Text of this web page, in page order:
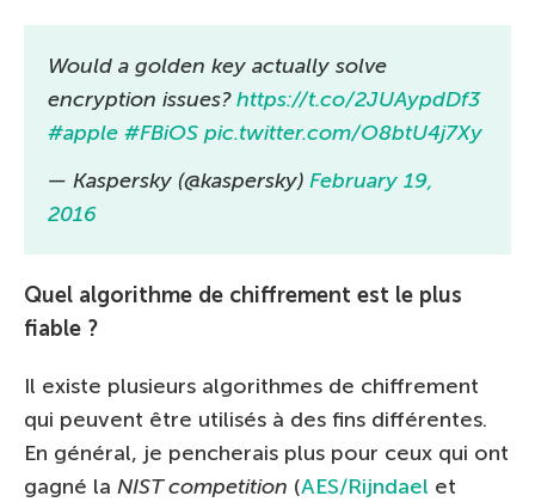
Would a golden key actually solve
encryption issues?https://t.co/2JUAypdDf3
#apple #FBiOS pic.twitter.com/O8btU4j7Xy
— Kaspersky (@kaspersky) February 19,
2016
Quel algorithme de chiffrement est le plus
fiable ?
Il existe plusieurs algorithmes de chiffrement
qui peuvent être utilisés à des fins différentes.
En général, je pencherais plus pour ceux qui ont
gagné la NIST competition (AES/Rijndael et